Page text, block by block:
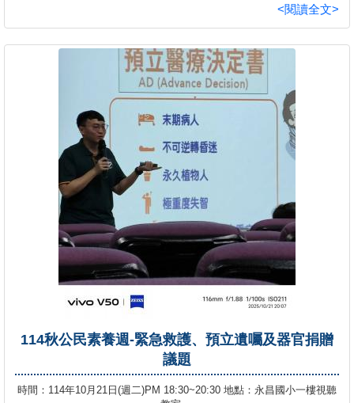
<閱讀全文>
114秋公民素養週-緊急救護、預立遺囑及器官捐贈
議題
時間：114年10月21日(週二)PM 18:30~20:30 地點：永昌國小一樓視聽